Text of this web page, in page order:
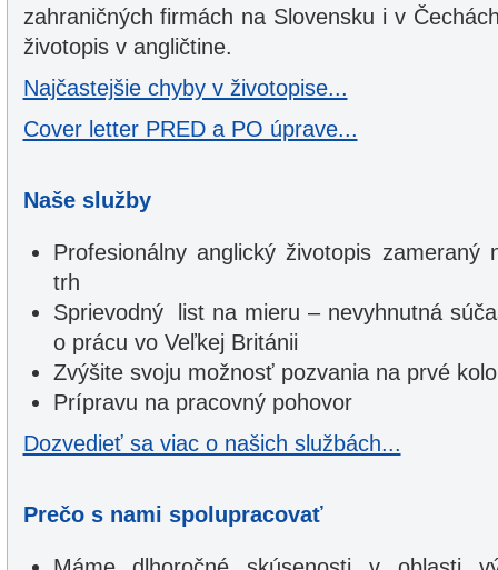
zahraničných firmách na Slovensku i v
životopis v angličtine.
Najčastejšie chyby v životopise...
Cover letter PRED a PO úprave...
Naše služby
Profesionálny anglický životopis zameraný
trh
Sprievodný list na mieru – nevyhnutná
o prácu vo Veľkej Británii
Zvýšite svoju možnosť pozvania na prvé
Prípravu na pracovný pohovor
Dozvedieť sa viac o našich službách...
Prečo s nami spolupracovať